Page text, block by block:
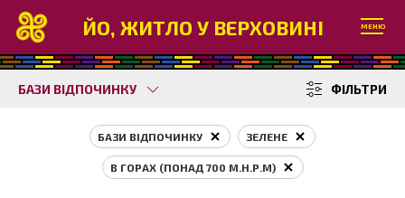
ЙО, ЖИТЛО У ВЕРХОВИНІ МЕНЮ
БАЗИ ВІДПОЧИНКУ ФІЛЬТРИ
БАЗИ ВІДПОЧИНКУ ЗЕЛЕНЕ
В ГОРАХ (ПОНАД 700 М.Н.Р.М)